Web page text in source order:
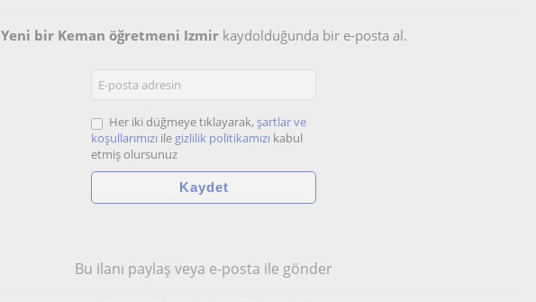
Yeni bir Keman öğretmeni Izmirkaydolduğunda bir e-posta al.
Her iki düğmeye tıklayarak, şartlar ve
koşullarımızı ile gizlilik politikamızı kabul
etmiş olursunuz
Bu ilanı paylaş veya e-posta ile gönder